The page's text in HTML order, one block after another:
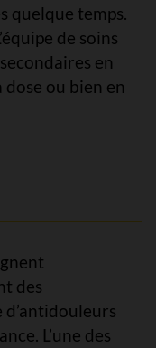
quelque temps.
de soins
en
ou bien en
des
L’une des